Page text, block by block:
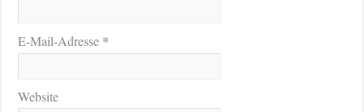
E-Mail-Adresse *
Website